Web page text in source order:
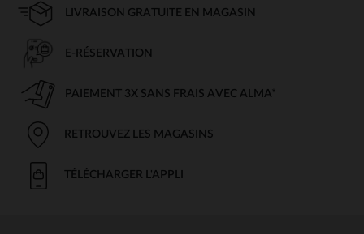
LIVRAISON GRATUITE EN MAGASIN
E-RÉSERVATION
PAIEMENT 3X SANS FRAIS AVEC ALMA*
RETROUVEZ LES MAGASINS
TÉLÉCHARGER L'APPLI